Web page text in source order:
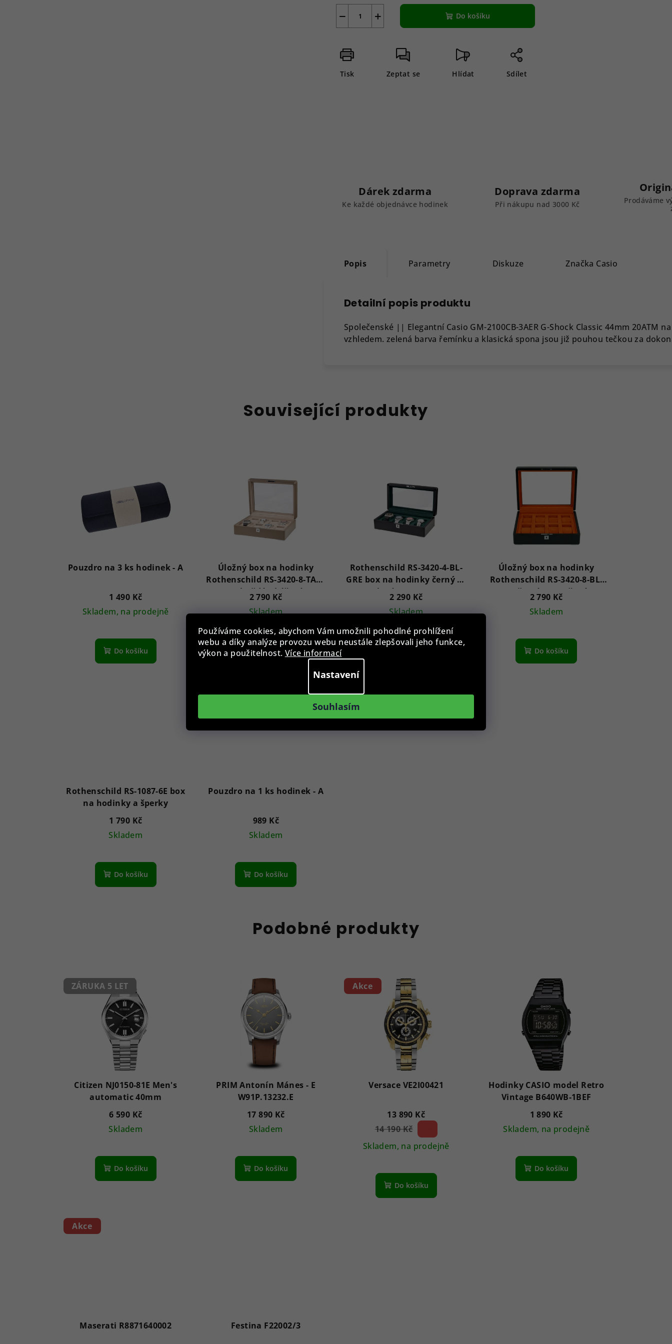
Používáme cookies, abychom Vám umožnili pohodlné prohlížení
webu a díky analýze provozu webu neustále zlepšovali jeho funkce,
výkon a použitelnost. Více informací
Nastavení
Souhlasím
+
− Do košíku
Tisk Zeptat se Hlídat Sdílet
Dárek zdarma
Ke každé objednávce hodinek
Doprava zdarma
Při nákupu nad 3000 Kč
Prodáváme
Popis Parametry Diskuze Značka Casio
Detailní popis produktu
Společenské || Elegantní Casio GM-2100CB-3AER G-Shock Classic 44mm 20ATM
vzhledem. zelená barva řemínku a klasická spona jsou již pouhou tečkou za
Související produkty
Pouzdro na 3 ks hodinek - A
1 490 Kč
Skladem, na prodejně
Do košíku
Úložný box na hodinky
Rothenschild RS-3420-8-TAN-
TAN hnědý s béžovým
sametem
2 790 Kč
Skladem
Do košíku
Rothenschild RS-3420-4-BL-
GRE box na hodinky černý se
zeleným sametem
2 290 Kč
Skladem
Úložný box na hodinky
Rothenschild RS-3420-8-BL-
ORA černý s oranžovým
sametem
2 790 Kč
Skladem
Do košíku
Rothenschild RS-1087-6E box
na hodinky a šperky
1 790 Kč
Skladem
Do košíku
Pouzdro na 1 ks hodinek - A
989 Kč
Skladem
Do košíku
Podobné produkty
ZÁRUKA 5 LET
Citizen NJ0150-81E Men's
automatic 40mm
6 590 Kč
Skladem
Do košíku
PRIM Antonín Mánes - E
W91P.13232.E
17 890 Kč
Skladem
Do košíku
Akce
Versace VE2I00421
13 890 Kč
14 190 Kč
Skladem, na prodejně
Do košíku
Hodinky CASIO model Retro
Vintage B640WB-1BEF
1 890 Kč
Skladem, na prodejně
Do košíku
Akce
Maserati R8871640002 Festina F22002/3